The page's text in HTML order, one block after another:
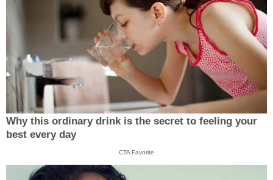
Why this ordinary drink is the secret to feeling your
best every day
CTA Favorite